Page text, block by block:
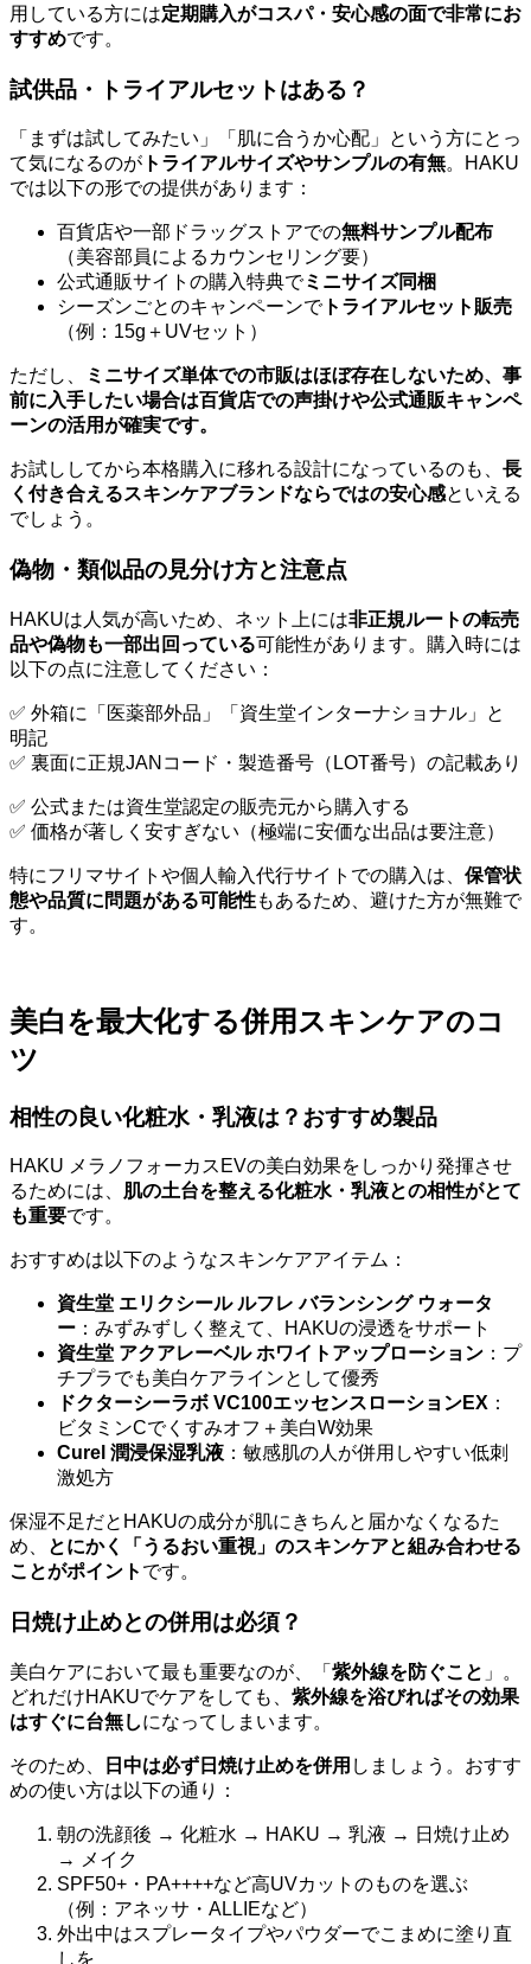
用している方には定期購入がコスパ・安心感の面で非常にお
すすめです。
試供品・トライアルセットはある？
「まずは試してみたい」「肌に合うか心配」という方にとっ
て気になるのが トライアルサイズやサンプルの有無。HAKU
では以下の形での提供があります：
百貨店や一部ドラッグストアでの無料サンプル配布
（美容部員によるカウンセリング要）
公式通販サイトの購入特典でミニサイズ同梱
シーズンごとのキャンペーンでトライアルセット販売
（例：15g＋UVセット）
ただし、
ミニサイズ単体での市販はほぼ存在しないため、事
前に入手したい場合は百貨店での声掛けや公式通販キャンペ
ーンの活用が確実です。
お試ししてから本格購入に移れる設計になっているのも、 長
く付き合えるスキンケアブランドならではの安心感といえる
でしょう。
偽物・類似品の見分け方と注意点
HAKUは人気が高いため、ネット上には非正規ルートの転売
品や偽物も一部出回っている可能性があります。購入時には
以下の点に注意してください：
✅ 外箱に「医薬部外品」「資生堂インターナショナル」と
明記
✅ 裏面に正規JANコード・製造番号（LOT番号）の記載あり
✅ 公式または資生堂認定の販売元から購入する
✅ 価格が著しく安すぎない（極端に安価な出品は要注意）
特にフリマサイトや個人輸入代行サイトでの購入は、 保管状
態や品質に問題がある可能性もあるため、避けた方が無難で
す。
美白を最大化する併用スキンケアのコ
ツ
相性の良い化粧水・乳液は？おすすめ製品
HAKU メラノフォーカスEVの美白効果をしっかり発揮させ
るためには、 肌の土台を整える化粧水・乳液との相性がとて
も重要です。
おすすめは以下のようなスキンケアアイテム：
資生堂 エリクシール ルフレ バランシング ウォータ
ー ：みずみずしく整えて、HAKUの浸透をサポート
資生堂 アクアレーベル ホワイトアップローション ：プ
チプラでも美白ケアラインとして優秀
ドクターシーラボ VC100エッセンスローションEX ：
ビタミンCでくすみオフ＋美白W効果
Curel 潤浸保湿乳液 ：敏感肌の人が併用しやすい低刺
激処方
保湿不足だとHAKUの成分が肌にきちんと届かなくなるた
め、
とにかく「うるおい重視」のスキンケアと組み合わせる
ことがポイント です。
日焼け止めとの併用は必須？
美白ケアにおいて最も重要なのが、「 紫外線を防ぐこと 」。
どれだけHAKUでケアをしても、 紫外線を浴びればその効果
はすぐに台無しになってしまいます。
そのため、 日中は必ず日焼け止めを併用 しましょう。おすす
めの使い方は以下の通り：
朝の洗顔後 → 化粧水 → HAKU → 乳液 → 日焼け止め
→ メイク
SPF50+・PA++++など高UVカットのものを選ぶ
（例：アネッサ・ALLIEなど）
外出中はスプレータイプやパウダーでこまめに塗り直
しを